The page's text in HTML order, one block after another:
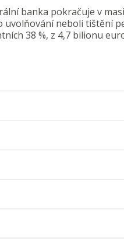
banka pokračuje v
neboli tištění
38 %, z 4,7 bilionu